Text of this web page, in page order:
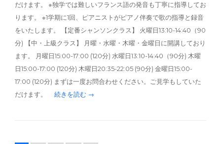
だけます。 ※独学では難しいフランス語の発音も丁寧に指導してお
ります。 ※1学期に1回、ピアニストがピアノ伴奏で歌の指導と録音
をいたします。 【定番シャンソンクラス】 火曜日13:10-14:40（90
分) 【中・上級クラス】 月曜・水曜・木曜・金曜日に開講しており
ます。 月曜日15:00-17:00 (120分) 水曜日13:10-14:40（90分) 木曜
日15:00-17:00 (120分) 木曜日20:35-22:05 (90分) 金曜日15:00-
17:00 (120分) まずは一度お問合わせください。ご見学もしていた
だけます。
続きを読む →